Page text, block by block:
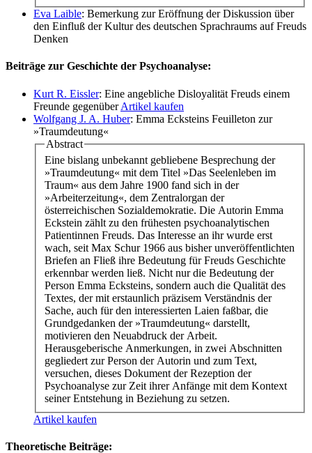
Eva Laible: Bemerkung zur Eröffnung der Diskussion über
den Einfluß der Kultur des deutschen Sprachraums auf Freuds
Denken
Beiträge zur Geschichte der Psychoanalyse:
Kurt R. Eissler: Eine angebliche Disloyalität Freuds einem
Freunde gegenüberArtikel kaufen
Wolfgang J. A. Huber: Emma Ecksteins Feuilleton zur
»Traumdeutung«
Abstract
Eine bislang unbekannt gebliebene Besprechung der
»Traumdeutung« mit dem Titel »Das Seelenleben im
Traum« aus dem Jahre 1900 fand sich in der
»Arbeiterzeitung«, dem Zentralorgan der
österreichischen Sozialdemokratie. Die Autorin Emma
Eckstein zählt zu den frühesten psychoanalytischen
Patientinnen Freuds. Das Interesse an ihr wurde erst
wach, seit Max Schur 1966 aus bisher unveröffentlichten
Briefen an Fließ ihre Bedeutung für Freuds Geschichte
erkennbar werden ließ. Nicht nur die Bedeutung der
Person Emma Ecksteins, sondern auch die Qualität des
Textes, der mit erstaunlich präzisem Verständnis der
Sache, auch für den interessierten Laien faßbar, die
Grundgedanken der »Traumdeutung« darstellt,
motivieren den Neuabdruck der Arbeit.
Herausgeberische Anmerkungen, in zwei Abschnitten
gegliedert zur Person der Autorin und zum Text,
versuchen, dieses Dokument der Rezeption der
Psychoanalyse zur Zeit ihrer Anfänge mit dem Kontext
seiner Entstehung in Beziehung zu setzen.
Artikel kaufen
Theoretische Beiträge: